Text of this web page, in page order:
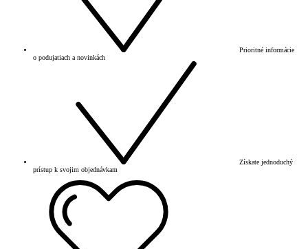
Prioritné informácie
o podujatiach a novinkách
Získate jednoduchý
prístup k svojim objednávkam